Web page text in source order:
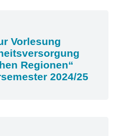
Vorlesung
Regionen“
2024/25